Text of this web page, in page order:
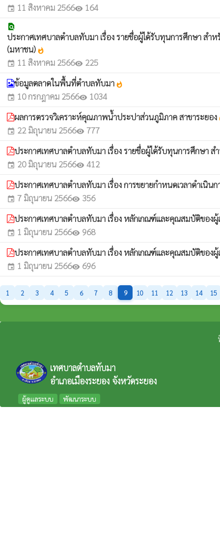
event 11 สิงหาคม 2566visibility 164
find_in_page
ประกาศเทศบาลตำบลทับมา เรื่อง รายชื่อผู้ได้รับทุนการศึกษา ส
(มหาชน) whatshot
event 11 สิงหาคม 2566visibility 225
ข้อมูลตลาดในพื้นที่ตำบลทับมา whatshot
event 10 กรกฎาคม 2566visibility 1034
ผลการตรวจวิเคราะห์คุณภาพน้ำประปาส่วนภูมิภาค สาขาระยอง
event 22 มิถุนายน 2566visibility 777
ประกาศเทศบาลตำบลทับมา เรื่อง รายชื่อผู้ได้รับทุนการศึกษา
event 20 มิถุนายน 2566visibility 412
ประกาศเทศบาลตำบลทับมา เรื่อง การขยายกำหนดเวลาดำเ
event 7 มิถุนายน 2566visibility 356
ประกาศเทศบาลตำบลทับมา เรื่อง หลักเกณฑ์และคุณสมบัติขอ
event 1 มิถุนายน 2566visibility 968
ประกาศเทศบาลตำบลทับมา เรื่อง หลักเกณฑ์และคุณสมบัติขอ
event 1 มิถุนายน 2566visibility 696
1 2 3 4 5 6 7 8 9 10 11 12 13 14 15
เทศบาลตำบลทับมา
อำเภอเมืองระยอง จังหวัดระยอง
ผู้ดูแลระบบ พัฒนาระบบ